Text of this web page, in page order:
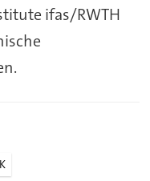
ifas/RWTH